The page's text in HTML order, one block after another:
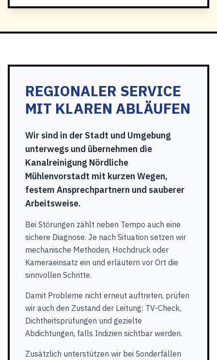
REGIONALER SERVICE
MIT KLAREN ABLÄUFEN
Wir sind in der Stadt und Umgebung
unterwegs und übernehmen die
Kanalreinigung Nördliche
Mühlenvorstadt mit kurzen Wegen,
festem Ansprechpartnern und sauberer
Arbeitsweise.
Bei Störungen zählt neben Tempo auch eine
sichere Diagnose. Je nach Situation setzen wir
mechanische Methoden, Hochdruck oder
Kameraeinsatz ein und erläutern vor Ort die
sinnvollen Schritte.
Damit Probleme nicht erneut auftreten, prüfen
wir auch den Zustand der Leitung: TV-Check,
Dichtheitsprüfungen und gezielte
Abdichtungen, falls Indizien sichtbar werden.
Zusätzlich unterstützen wir bei Sonderfällen